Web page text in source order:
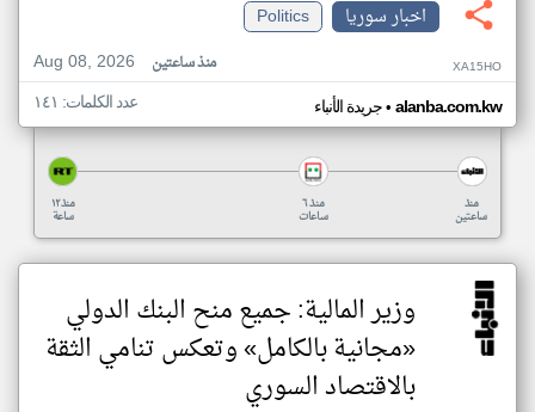
اخبار سوريا
Politics
Aug 08, 2026
منذ ساعتين XA15HO
جريدة الأنباء• alanba.com.kw عدد الكلمات: ١٤١
منذ ١٢
ساعة
منذ ٦
ساعات
منذ
ساعتين
وزير المالية: جميع منح البنك الدولي
«مجانية بالكامل» وتعكس تنامي الثقة
بالاقتصاد السوري